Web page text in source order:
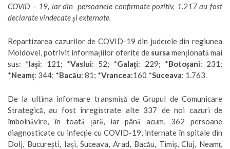
COVID – 19, iar din persoanele confirmate pozitiv, 1.217 au fost
declarate vindecate și externate.
Repartizarea cazurilor de COVID-19 din județele din regiunea
Moldovei, potrivit informațiilor oferite de sursa menționată mai
sus: *Iași: 121; *Vaslui: 52; *Galați: 229; *Botoșani: 231;
*Neamț: 344; *Bacău: 81; *Vrancea:160 *Suceava: 1.763.
De la ultima informare transmisă de Grupul de Comunicare
Strategică, au fost înregistrate alte 337 de noi cazuri de
îmbolnăvire, în toată țară, iar până acum, 362 persoane
diagnosticate cu infecție cu COVID-19, internate în spitale din
Dolj, București, Iași, Suceava, Arad, Bacău, Timiș, Cluj, Neamț,